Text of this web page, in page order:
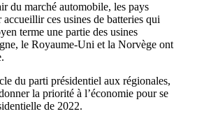
du marché automobile, les pays
accueillir ces usines de batteries qui
terme une partie des usines
le Royaume-Uni et la Norvège ont
du parti présidentiel aux régionales,
la priorité à l’économie pour se
de 2022.